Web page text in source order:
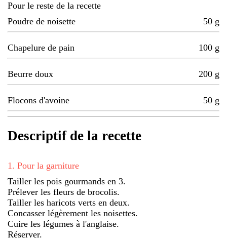
Pour le reste de la recette
Poudre de noisette
50 g
Chapelure de pain 100 g
Beurre doux 200 g
Flocons d'avoine 50 g
Descriptif de la recette
1 . Pour la garniture
Tailler les pois gourmands en 3.
Prélever les fleurs de brocolis.
Tailler les haricots verts en deux.
Concasser légèrement les noisettes.
Cuire les légumes à l'anglaise.
Réserver.